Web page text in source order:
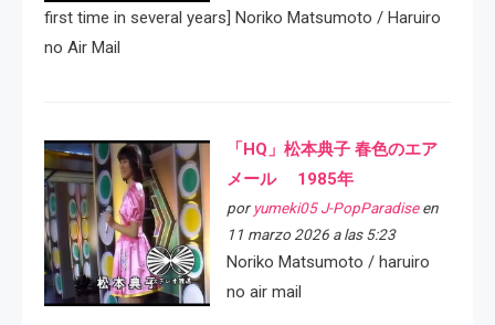
first time in several years] Noriko Matsumoto / Haruiro
no Air Mail
「HQ」松本典子 春色のエア
メール 1985年
por yumeki05 J-PopParadiseen
11 marzo 2026 a las 5:23
Noriko Matsumoto / haruiro
no air mail